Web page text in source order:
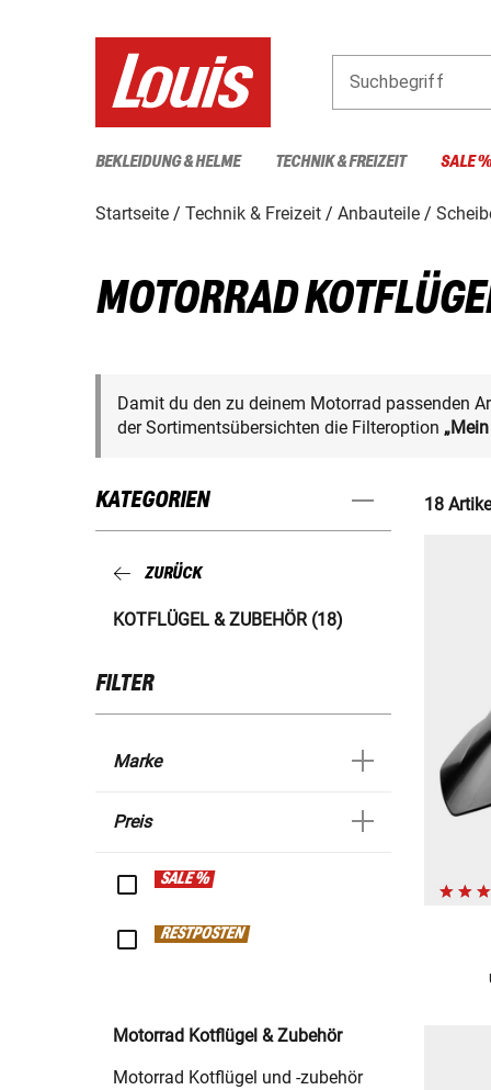
Suchbegriff
BEKLEIDUNG & HELME TECHNIK & FREIZEIT SALE %
Startseite Technik & Freizeit Anbauteile
MOTORRAD
Damit du den zu deinem Motorrad passenden
der Sortimentsübersichten die Filteroption
KATEGORIEN
ZURÜCK
KOTFLÜGEL & ZUBEHÖR (18)
FILTER
Marke
Preis
SALE %
RESTPOSTEN
Motorrad Kotflügel & Zubehör
Motorrad Kotflügel und -zubehör
18